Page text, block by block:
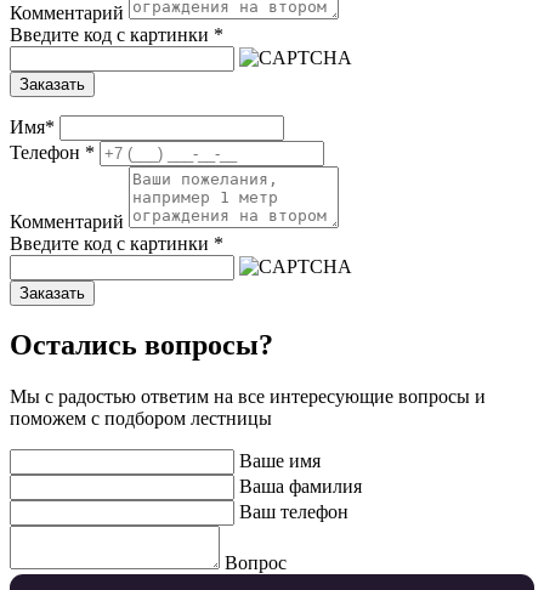
Комментарий
Введите код с картинки *
Заказать
Имя*
Телефон *
Комментарий
Введите код с картинки *
Заказать
Остались вопросы?
Мы с радостью ответим на все интересующие вопросы и
поможем с подбором лестницы
Ваше имя
Ваша фамилия
Ваш телефон
Вопрос